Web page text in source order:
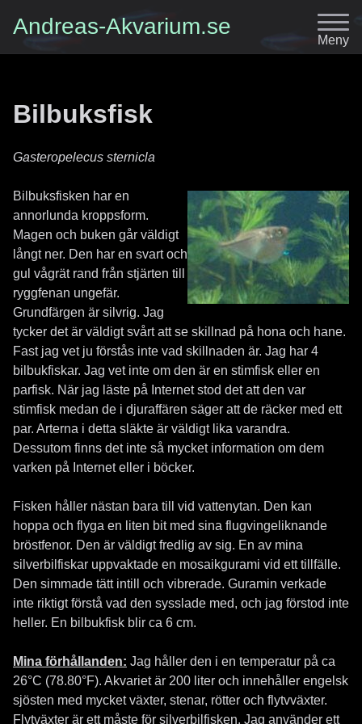
Andreas-Akvarium.se
Meny
Bilbuksfisk
Gasteropelecus sternicla
Bilbuksfisken har en
annorlunda kroppsform.
Magen och buken går väldigt
långt ner. Den har en svart och
gul vågrät rand från stjärten till
ryggfenan ungefär.
Grundfärgen är silvrig. Jag
tycker det är väldigt svårt att se skillnad på hona och hane.
Fast jag vet ju förstås inte vad skillnaden är. Jag har 4
bilbukfiskar. Jag vet inte om den är en stimfisk eller en
parfisk. När jag läste på Internet stod det att den var
stimfisk medan de i djuraffären säger att de räcker med ett
par. Arterna i detta släkte är väldigt lika varandra.
Dessutom finns det inte så mycket information om dem
varken på Internet eller i böcker.
Fisken håller nästan bara till vid vattenytan. Den kan
hoppa och flyga en liten bit med sina flugvingeliknande
bröstfenor. Den är väldigt fredlig av sig. En av mina
silverbilfiskar uppvaktade en mosaikgurami vid ett tillfälle.
Den simmade tätt intill och vibrerade. Guramin verkade
inte riktigt förstå vad den sysslade med, och jag förstod inte
heller. En bilbukfisk blir ca 6 cm.
Mina förhållanden: Jag håller den i en temperatur på ca
26°C (78.80°F). Akvariet är 200 liter och innehåller engelsk
sjösten med mycket växter, stenar, rötter och flytvväxter.
Flytväxter är ett måste för silverbilfisken. Jag använder ett